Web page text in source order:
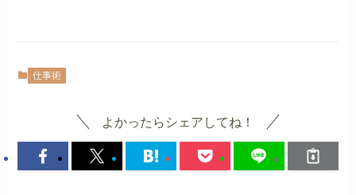
仕事術
よかったらシェアしてね！